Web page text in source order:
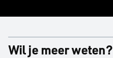
Wil je meer weten?